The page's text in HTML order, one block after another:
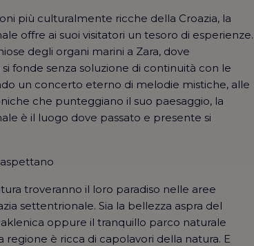
più culturalmente ricche della Croazia, la
offre ai suoi visitatori un tesoro di esperienze.
degli organi marini a Zara, dove
fonde senza soluzione di continuità con le
un concerto eterno di melodie mistiche, alle
che punteggiano il suo paesaggio, la
è il luogo dove passato e presente si
troveranno il loro paradiso nelle aree
settentrionale. Sia la bellezza aspra del
oppure il tranquillo parco naturale
regione è ricca di capolavori della natura. E